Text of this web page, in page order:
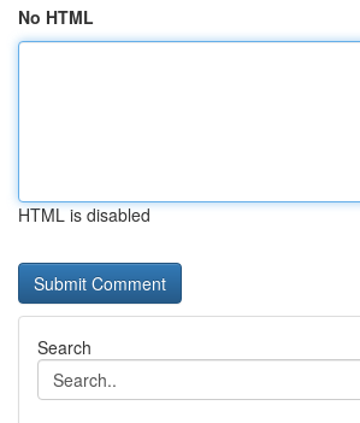
No HTML
HTML is disabled
Search